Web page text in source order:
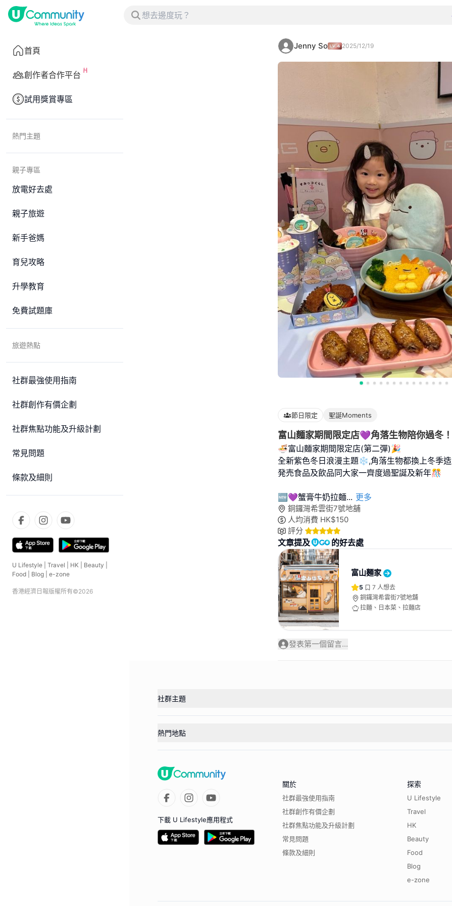
首頁
創作者合作平台
試用獎賞專區
熱門主題
親子專區
放電好去處
親子旅遊
新手爸媽
育兒攻略
升學教育
免費試題庫
旅遊熱點
社群最強使用指南
社群創作有價企劃
社群焦點功能及升級計劃
常見問題
條款及細則
U Lifestyle Travel HK Beauty
Food
Blog e-zone
香港經濟日報版權所有©2026
Jenny So 2025/12/19
節日限定 聖誕Moments
富山麵家期間限定店💜角落生物陪你過冬
🍜富山麵家期間限定店(第二彈)🎉
全新紫色冬日浪漫主題❄️,角落生物都換上冬季
発売食品及飲品同大家一齊度過聖誕及新年🎊
🆕💜蟹膏牛奶拉麵... 更多
銅鑼灣希雲街7號地舖
人均消費 HK$150
評分
文章提及 的好去處
富山麵家
5 7 人想去
銅鑼灣希雲街7號地舖
拉麵、日本菜、拉麵店
發表第一個留言...
社群主題
熱門地點
下載 U Lifestyle應用程式
關於
社群最強使用指南
社群創作有價企劃
社群焦點功能及升級計劃
常見問題
條款及細則
探索
U Lifestyle
Travel
HK
Beauty
Food
Blog
e-zone